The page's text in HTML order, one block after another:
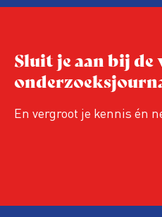
Niet de maker,
relevant in tijden
Hoe moet de
een steeds
Sluit je aan bij de
En vergroot je kennis én